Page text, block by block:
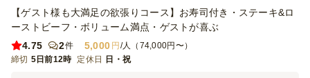
【ゲスト様も大満足の欲張りコース】お寿司付き・ステーキ&ロ
ーストビーフ・ボリューム満点・ゲストが喜ぶ
4.75
2件 5,000 円 /人（74,000円〜）
締切 5日前12時 定休日 日・祝